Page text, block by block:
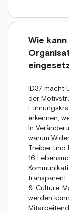
Wie
ID37 macht
der
erkennen,
In
warum
Treiber und
16
&-Culture-
werden